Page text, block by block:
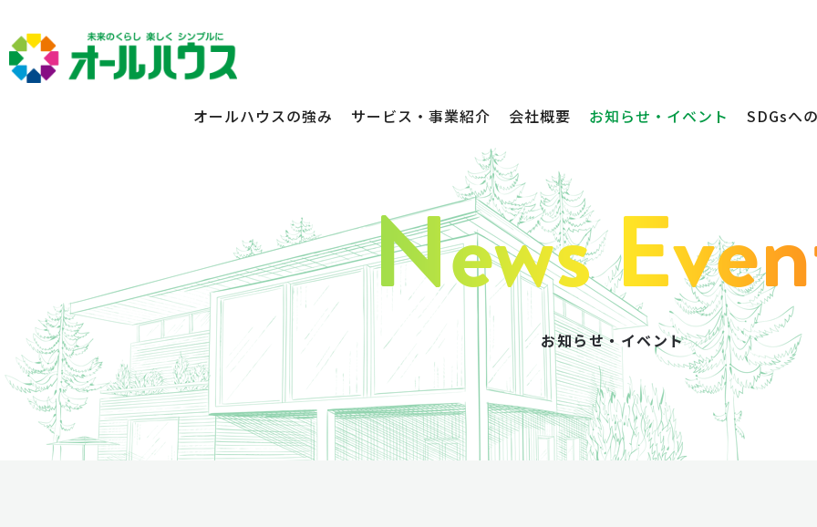
オールハウスの強み サービス・事業紹介
不動産賃貸 不動産売買
会社概要 お知らせ・イベント SDGsへ
お知らせ・イベント